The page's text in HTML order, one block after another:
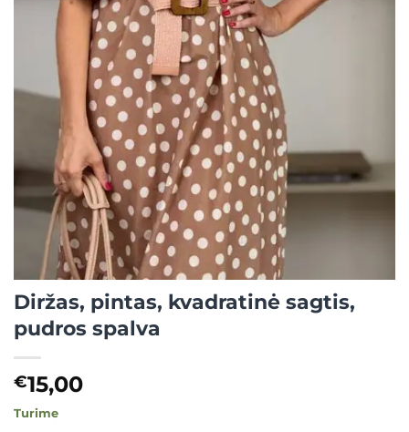
Diržas, pintas, kvadratinė sagtis,
pudros spalva
€15,00
Turime